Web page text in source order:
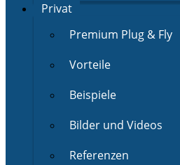
Privat
Premium Plug & Fly
Vorteile
Beispiele
Bilder und Videos
Referenzen